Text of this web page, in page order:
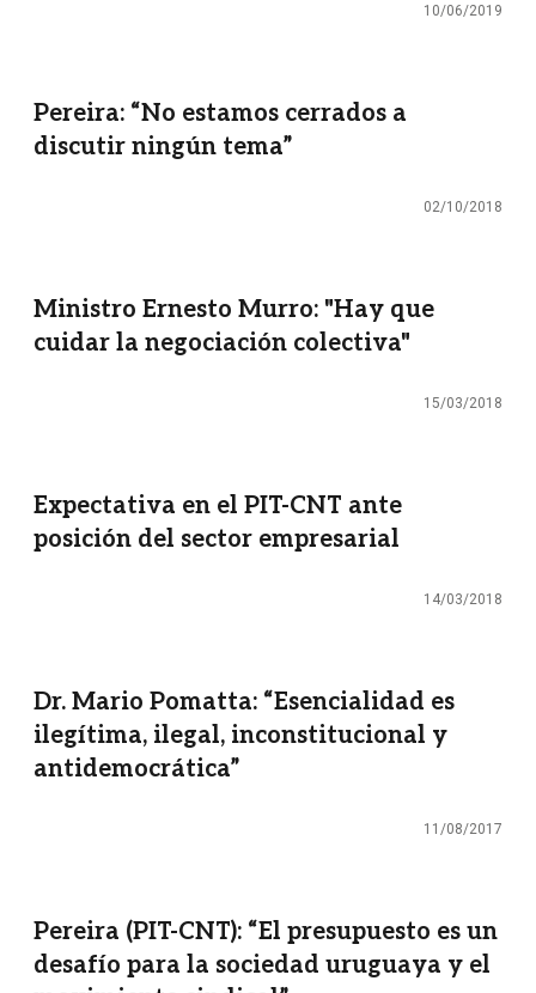
10/06/2019
Pereira: “No estamos cerrados a
discutir ningún tema”
02/10/2018
Ministro Ernesto Murro: "Hay que
cuidar la negociación colectiva"
15/03/2018
Expectativa en el PIT-CNT ante
posición del sector empresarial
14/03/2018
Dr. Mario Pomatta: “Esencialidad es
ilegítima, ilegal, inconstitucional y
antidemocrática”
11/08/2017
Pereira (PIT-CNT): “El presupuesto es un
desafío para la sociedad uruguaya y el